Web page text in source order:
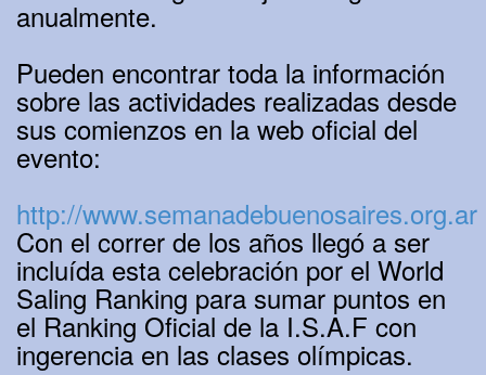
anualmente.
Pueden encontrar toda la información
sobre las actividades realizadas desde
sus comienzos en la web oficial del
evento:
http://www.semanadebuenosaires.org.ar
Con el correr de los años llegó a ser
incluída esta celebración por el World
Saling Ranking para sumar puntos en
el Ranking Oficial de la I.S.A.F con
ingerencia en las clases olímpicas.